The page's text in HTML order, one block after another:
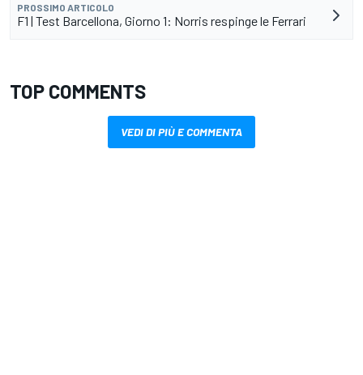
PROSSIMO ARTICOLO
F1 | Test Barcellona, Giorno 1: Norris respinge le Ferrari
TOP COMMENTS
VEDI DI PIÙ E COMMENTA